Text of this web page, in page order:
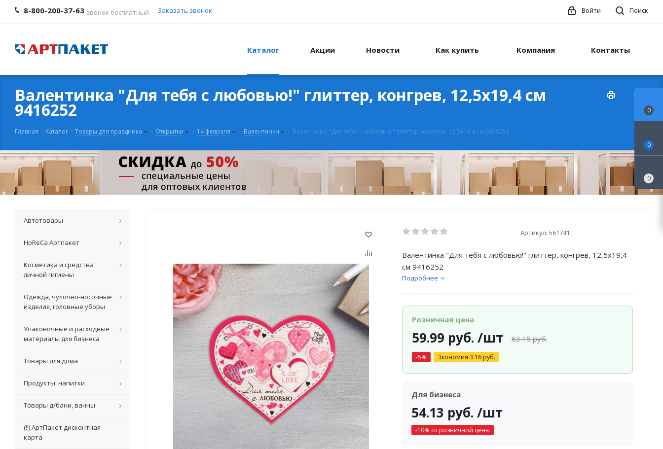
8-800-200-37-63 звонок бесплатный Заказать звонок Поиск
Войти
Каталог Акции Новости Как купить Компания Контакты
Валентинка "Для тебя с любовью!" глиттер, конгрев, 12,5х19,4 см
9416252
Главная - Каталог - Товары для праздника - Открытки - 14 февраля - Валентинки - Валентинка "Для тебя с любовью!" глиттер, конгрев, 12,5х19,4 см 9416252
Артикул: 561741
Валентинка "Для тебя с любовью!" глиттер, конгрев, 12,5х19,4
см 9416252
Подробнее
Розничная цена
59.99 руб. /шт 63.15руб.
-5% Экономия 3.16руб.
Для бизнеса
54.13 руб. /шт
-10% от розничной цены
Автотовары
HoReCa Артпакет
Косметика и средства
личной гигиены
Одежда, чулочно-носочные
изделия, головные уборы
Упаковочные и расходные
материалы для бизнеса
Товары для дома
Продукты, напитки
Товары д/бани, ванны
(!!) АртПакет дисконтная
карта
0
0
0